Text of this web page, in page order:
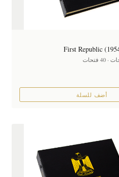
أضف للسلة